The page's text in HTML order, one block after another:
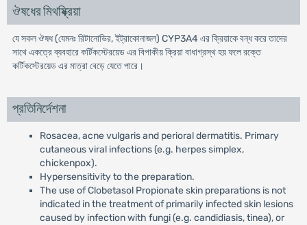
ঔষধের মিথষ্ক্রিয়া
যে সকল ঔষধ (যেমনঃ রিটানোভির, ইট্রাকোনাজল) CYP3A4 এর ক্রিয়াকে বন্ধ করে তাদের
সাথে একত্রে ব্যবহারে কর্টিকস্টেরয়েড এর বিপাকীয় ক্রিয়া বাধাগ্রস্থ হয় ফলে রক্তে
কর্টিকস্টেরয়েড এর মাত্রা বেড়ে যেতে পারে।
প্রতিনির্দেশনা
Rosacea, acne vulgaris and perioral dermatitis. Primary
cutaneous viral infections (e.g. herpes simplex,
chickenpox).
Hypersensitivity to the preparation.
The use of Clobetasol Propionate skin preparations is not
indicated in the treatment of primarily infected skin lesions
caused by infection with fungi (e.g. candidiasis, tinea), or